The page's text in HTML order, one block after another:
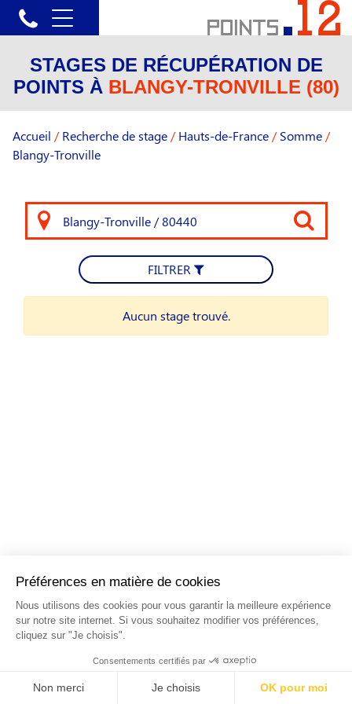
STAGES DE RÉCUPÉRATION DE
POINTS À BLANGY-TRONVILLE (80)
Accueil / Recherche de stage / Hauts-de-France / Somme /
Blangy-Tronville
FILTRER
Aucun stage trouvé.